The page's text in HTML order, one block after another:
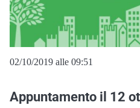
02/10/2019 alle 09:51
Appuntamento il 12